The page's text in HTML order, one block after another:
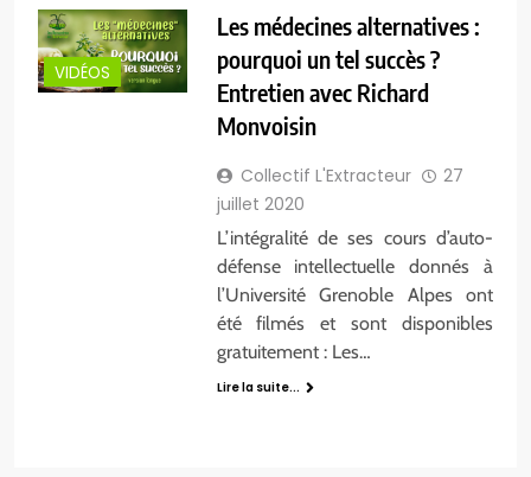
VIDÉOS
Les médecines alternatives :
pourquoi un tel succès ?
Entretien avec Richard
Monvoisin
Collectif L'Extracteur
27
juillet 2020
L’intégralité de ses cours d’auto-
défense intellectuelle donnés à
l’Université Grenoble Alpes ont
été filmés et sont disponibles
gratuitement : Les…
Lire la suite...